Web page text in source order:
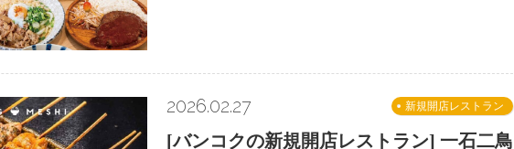
新規開店レストラン
2026.02.27
[バンコクの新規開店レストラン] 一石二鳥